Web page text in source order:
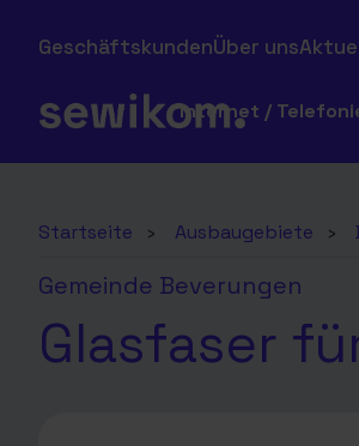
GeschäftskundenÜber uns
Internet /
Startseite › Ausbaugebiete ›
Gemeinde Beverungen
Glasfaser